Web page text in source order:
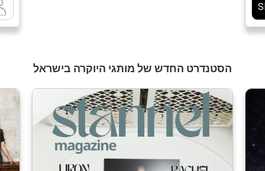
של
הסטנדרט החדש של מותגי היוקרה בישראל